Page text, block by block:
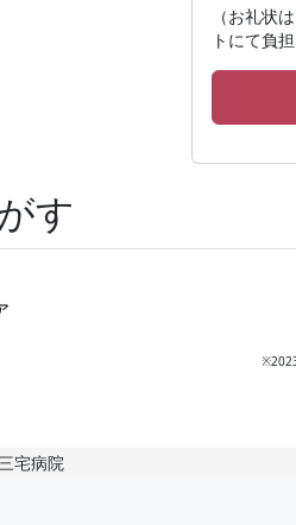
（お礼状
トにて負
す
宅病院